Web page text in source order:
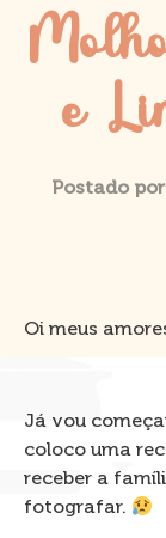
e
Postado
Oi meus
Já vou
coloco uma
receber a
fotografar.